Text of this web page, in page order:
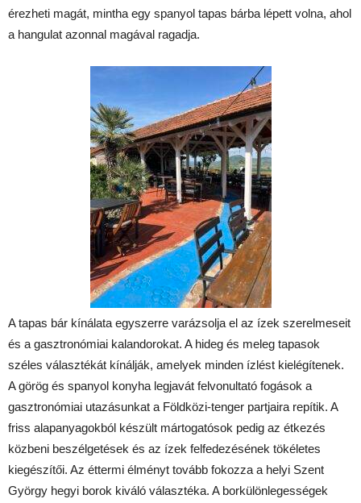
érezheti magát, mintha egy spanyol tapas bárba lépett volna, ahol
a hangulat azonnal magával ragadja.
A tapas bár kínálata egyszerre varázsolja el az ízek szerelmeseit
és a gasztronómiai kalandorokat. A hideg és meleg tapasok
széles választékát kínálják, amelyek minden ízlést kielégítenek.
A görög és spanyol konyha legjavát felvonultató fogások a
gasztronómiai utazásunkat a Földközi-tenger partjaira repítik. A
friss alapanyagokból készült mártogatósok pedig az étkezés
közbeni beszélgetések és az ízek felfedezésének tökéletes
kiegészítői. Az éttermi élményt tovább fokozza a helyi Szent
György hegyi borok kiváló választéka. A borkülönlegességek